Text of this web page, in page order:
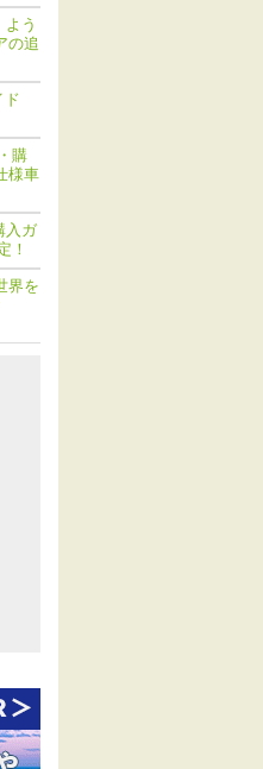
う
の追
ド
購
様車
入ガ
！
界を